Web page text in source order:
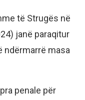
të Strugës në
janë paraqitur
ndërmarrë masa
penale për